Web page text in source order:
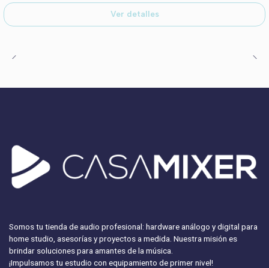
Ver detalles
Somos tu tienda de audio profesional: hardware análogo y digital para
home studio, asesorías y proyectos a medida. Nuestra misión es
brindar soluciones para amantes de la música.
¡Impulsamos tu estudio con equipamiento de primer nivel!